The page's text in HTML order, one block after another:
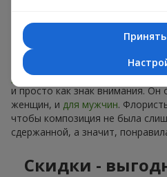
случай в в г.
Универсальный букет подойдет
рожденияблизкому человеку, и
и просто как знак внимания. Он
женщин, и для мужчин.
чтобы композиция не была
сдержанной, а значит,
Скидки -